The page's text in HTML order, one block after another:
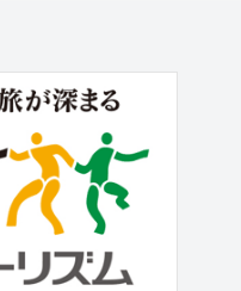
きの様子を交えなが
す。 台湾マンゴーの
（ユィージン）でマ
南部の町・台南は、
治の中心地で史跡も
呼ばれる日本人にも人